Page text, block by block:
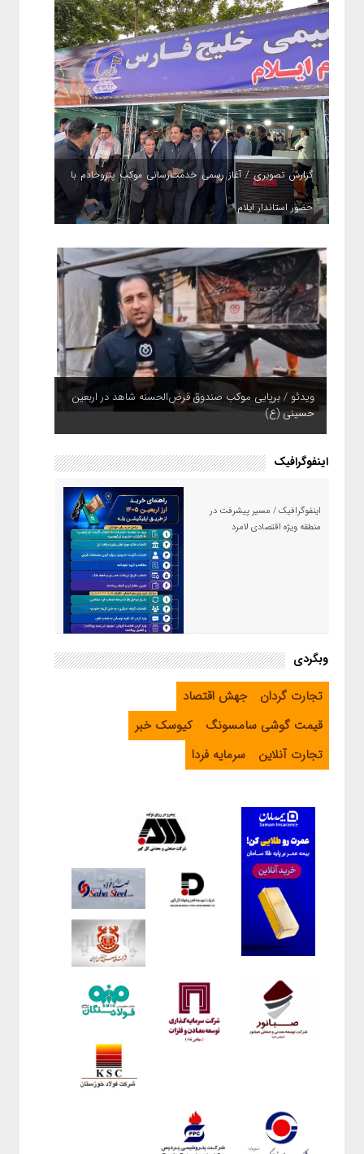
گزارش تصویری / آغاز رسمی خدمت‌رسانی موکب پتروخادم با
حضور استاندار ایلام
ویدئو / برپایی موکب صندوق قرض‌الحسنه شاهد در اربعین
حسینی (ع)
اینفوگرافیک
اینفوگرافیک / مسیر پیشرفت در
منطقه ویژه اقتصادی لامرد
اینفوگرافیک / راهنمای خرید ارز
اربعین از طریق اپلیکیشن بله
وبگردی
تجارت گردان
جهش اقتصاد
قیمت گوشی سامسونگ
کیوسک خبر
تجارت آنلاین
سرمایه فردا